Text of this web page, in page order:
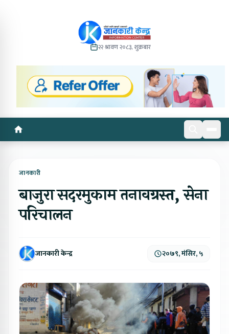
२२ श्रावण २०८३, शुक्रबार
जानकारी
बाजुरा सदरमुकाम तनावग्रस्त, सेना
परिचालन
जानकारी केन्द्र २०७९, मंसिर, ५